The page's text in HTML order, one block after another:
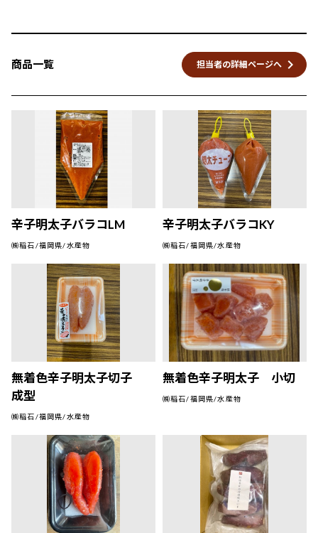
商品一覧 担当者の詳細ページへ keyboard_arrow_right
辛子明太子バラコLM
㈱稲石/福岡県/水産物
辛子明太子バラコKY
㈱稲石/福岡県/水産物
無着色辛子明太子切子
成型
㈱稲石/福岡県/水産物
無着色辛子明太子 小切
㈱稲石/福岡県/水産物